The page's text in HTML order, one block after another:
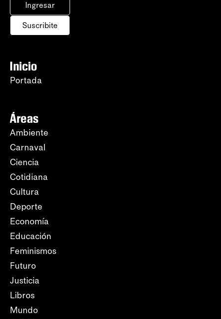
Ingresar
Suscribite
Inicio
Portada
Áreas
Ambiente
Carnaval
Ciencia
Cotidiana
Cultura
Deporte
Economía
Educación
Feminismos
Futuro
Justicia
Libros
Mundo